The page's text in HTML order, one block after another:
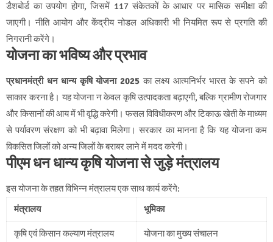
डैशबोर्ड का उपयोग होगा, जिसमें 117 संकेतकों के आधार पर मासिक समीक्षा की
जाएगी। नीति आयोग और केंद्रीय नोडल अधिकारी भी नियमित रूप से प्रगति की
निगरानी करेंगे।
योजना का भविष्य और प्रभाव
प्रधानमंत्री धन धान्य कृषि योजना 2025का लक्ष्य आत्मनिर्भर भारत के सपने को
साकार करना है। यह योजना न केवल कृषि उत्पादकता बढ़ाएगी, बल्कि ग्रामीण रोजगार
और किसानों की आय में भी वृद्धि करेगी। फसल विविधीकरण और टिकाऊ खेती के माध्यम
से पर्यावरण संरक्षण को भी बढ़ावा मिलेगा। सरकार का मानना है कि यह योजना कम
विकसित जिलों को अन्य जिलों के बराबर लाने में मदद करेगी।
पीएम धन धान्य कृषि योजना से जुड़े मंत्रालय
इस योजना के तहत विभिन्न मंत्रालय एक साथ कार्य करेंगे:
मंत्रालय
भूमिका
कृषि एवं किसान कल्याण मंत्रालय योजना का मुख्य संचालन